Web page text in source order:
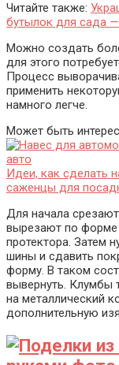
Читайте также:
бутылок для сада
Можно создать
для этого
Процесс
применить
намного легче.
Может быть
Идеи, как сделать
саженцы для
Для начала
вырезают по форме
протектора. Затем
шины и сдавить
форму. В таком
вывернуть. Клумбы
на металлический
дополнительную